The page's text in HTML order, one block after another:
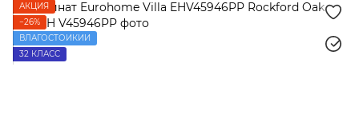
АКЦИЯ
−26%
ВЛАГОСТОЙКИЙ
32 КЛАСС